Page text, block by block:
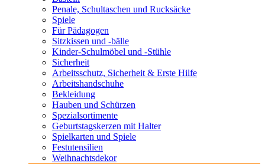
Penale, Schultaschen und Rucksäcke
Spiele
Für Pädagogen
Sitzkissen und -bälle
Kinder-Schulmöbel und -Stühle
Sicherheit
Arbeitsschutz, Sicherheit & Erste Hilfe
Arbeitshandschuhe
Bekleidung
Hauben und Schürzen
Spezialsortimente
Geburtstagskerzen mit Halter
Spielkarten und Spiele
Festutensilien
Weihnachtsdekor